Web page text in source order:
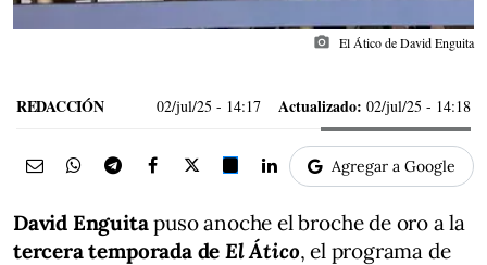
photo_camera El Ático de David Enguita
REDACCIÓN 02/jul/25 - 14:17 Actualizado: 02/jul/25 - 14:18
Agregar a Google
David Enguitapuso anoche el broche de oro a la
tercera temporada deEl Ático, el programa de